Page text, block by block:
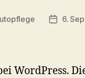
6.
WordPress.